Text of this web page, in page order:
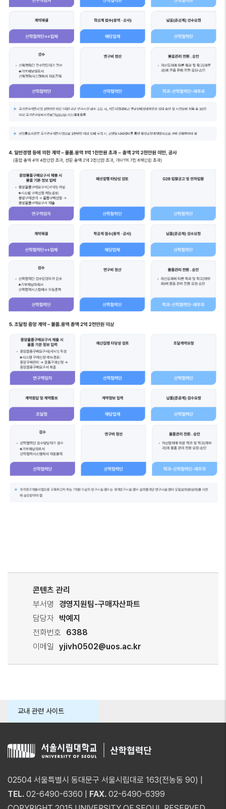
콘텐츠 관리
부서명
경영지원팀-구매자산파트
담당자 박예지
전화번호
6388
이메일
yjivh0502@uos.ac.kr
교내 관련 사이트
02504 서울특별시 동대문구 서울시립대로 163(전농동 90) |
TEL. 02-6490-6360 | FAX. 02-6490-6399